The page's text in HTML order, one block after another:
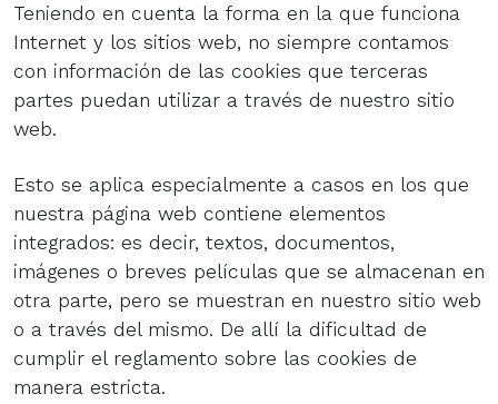
Teniendo en cuenta la forma en la que funciona
Internet y los sitios web, no siempre contamos
con información de las cookies que terceras
partes puedan utilizar a través de nuestro sitio
web.
Esto se aplica especialmente a casos en los que
nuestra página web contiene elementos
integrados: es decir, textos, documentos,
imágenes o breves películas que se almacenan en
otra parte, pero se muestran en nuestro sitio web
o a través del mismo. De allí la dificultad de
cumplir el reglamento sobre las cookies de
manera estricta.